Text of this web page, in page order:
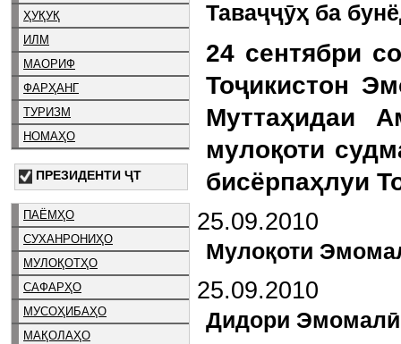
ҲУҚУҚ
ИЛМ
МАОРИФ
ФАРҲАНГ
ТУРИЗМ
НОМАҲО
ПРЕЗИДЕНТИ ҶТ
ПАЁМҲО
СУХАНРОНИҲО
МУЛОҚОТҲО
САФАРҲО
МУСОҲИБАҲО
МАҚОЛАҲО
Таваҷҷӯҳ ба
24 сентябри
Тоҷикистон
Муттаҳидаи
мулоқоти
бисёрпаҳлуи
25.09.2010
Мулоқоти
25.09.2010
Дидори